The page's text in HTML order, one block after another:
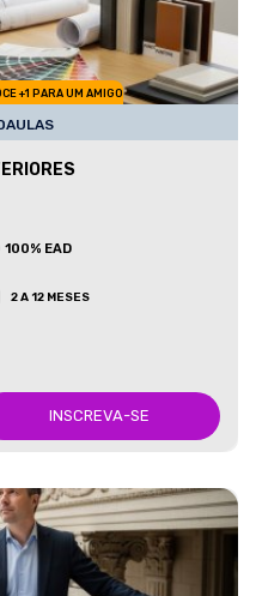
+1 PARA UM AMIGO
100% EAD
2 A 12 MESES
INSCREVA-SE